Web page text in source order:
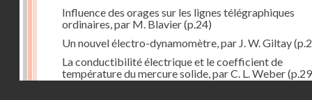
Influence des orages sur les lignes télégraphiques
ordinaires, par M. Blavier(p.24)
Un nouvel électro-dynamomètre, par J. W. Giltay
La conductibilité électrique et le coefficient de
température du mercure solide, par C. L. Weber